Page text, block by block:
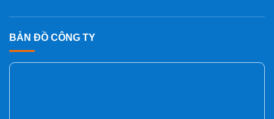
BẢN ĐỒ CÔNG TY